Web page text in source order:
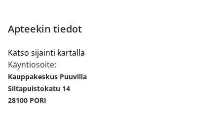
Apteekin tiedot
Katso sijainti kartalla
Käyntiosoite:
Kauppakeskus Puuvilla
Siltapuistokatu 14
28100 PORI